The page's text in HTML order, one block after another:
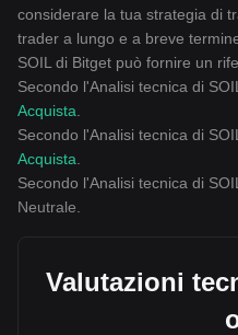
considerare la tua strategia di
trader a lungo e a breve
SOIL di Bitget può fornire un
Secondo l'Analisi tecnica di
Acquista
Secondo l'Analisi tecnica di
Acquista
Secondo l'Analisi tecnica di
Neutrale
Valutazioni